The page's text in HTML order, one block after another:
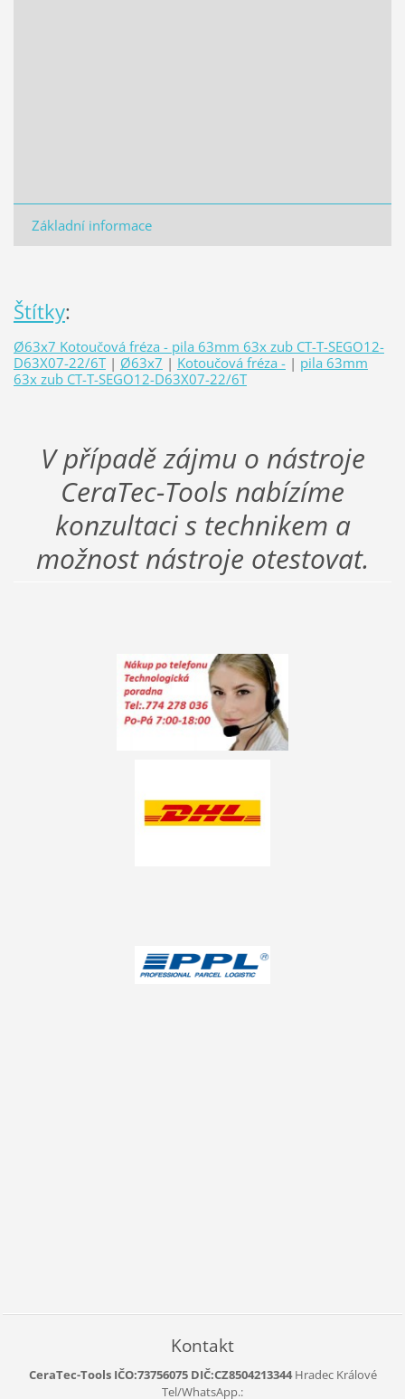
Základní informace
Štítky:
Ø63x7 Kotoučová fréza - pila 63mm 63x zub CT-T-SEGO12-
D63X07-22/6T | Ø63x7 | Kotoučová fréza - | pila 63mm
63x zub CT-T-SEGO12-D63X07-22/6T
V případě zájmu o nástroje
CeraTec-Tools nabízíme
konzultaci s technikem a
možnost nástroje otestovat.
Kontakt
CeraTec-Tools IČO:73756075 DIČ:CZ8504213344Hradec Králové
Tel/WhatsApp.: